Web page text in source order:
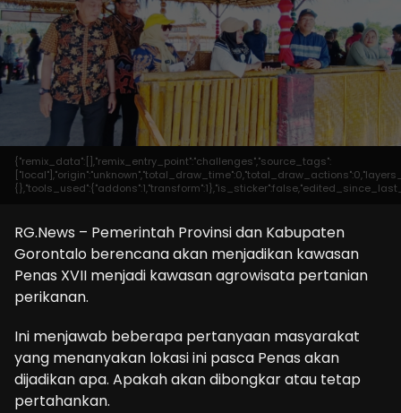
{"remix_data":[],"remix_entry_point":"challenges","source_tags":
RG.News – Pemerintah Provinsi dan Kabupaten
Gorontalo berencana akan menjadikan kawasan
Penas XVII menjadi kawasan agrowisata pertanian
perikanan.
Ini menjawab beberapa pertanyaan masyarakat
yang menanyakan lokasi ini pasca Penas akan
dijadikan apa. Apakah akan dibongkar atau tetap
pertahankan.